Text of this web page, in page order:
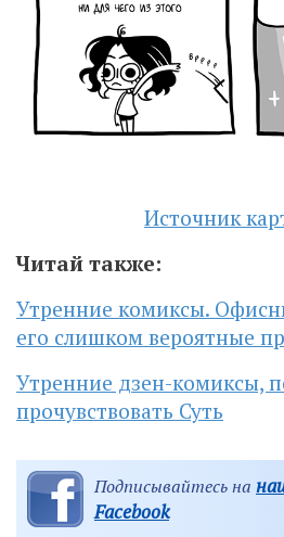
Источник
Читай также:
Утренние комиксы.
его слишком вероятные
Утренние дзен-комиксы,
прочувствовать Суть
Подписывайтесь на
Facebook